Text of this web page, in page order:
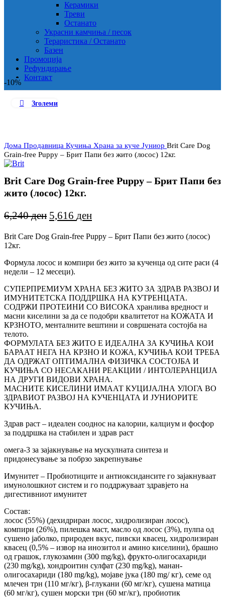
Керамики
Треви
Останато
Украсни камчиња / песок
Тераристика / Останато
Базен
Промоција
Рефундирање
Контакт
-10%
Зголеми
Дома Продавница Кучиња Храна за куче Јуниор Brit Care Dog
Grain-free Puppy – Брит Папи без жито (лосос) 12кг.
Brit Care Dog Grain-free Puppy – Брит Папи без
жито (лосос) 12кг.
6,240ден Original
was:
5,616 денCurrent
is:
Brit Care Dog Grain-free Puppy – Брит Папи без жито (лосос)
12кг.
Формула лосос и компири без жито за кученца од сите раси (4
недели – 12 месеци).
СУПЕРПРЕМИУМ ХРАНА БЕЗ ЖИТО ЗА ЗДРАВ РАЗВОЈ И
ИМУНИТЕТСКА ПОДДРШКА НА КУТРЕНЦАТА.
СОДРЖИ ПРОТЕИНИ СО ВИСОКА хранлива вредност и
масни киселини за да се подобри квалитетот на КОЖАТА И
КРЗНОТО, менталните вештини и совршената состојба на
телото.
ФОРМУЛАТА БЕЗ ЖИТО Е ИДЕАЛНА ЗА КУЧИЊА КОИ
БАРААТ НЕГА НА КРЗНО И КОЖА, КУЧИЊА КОИ ТРЕБА
ДА ОДРЖАТ ОПТИМАЛНА ФИЗИЧКА СОСТОЈБА И
КУЧИЊА СО НЕСАКАНИ РЕАКЦИИ / ИНТОЛЕРАНЦИЈА
НА ДРУГИ ВИДОВИ ХРАНА.
МАСНИТЕ КИСЕЛИНИ ИМААТ КУЦИЈАЛНА УЛОГА ВО
ЗДРАВИОТ РАЗВОЈ НА КУЧЕНЦАТА И ЈУНИОРИТЕ
КУЧИЊА.
Здрав раст – идеален сооднос на калории, калциум и фосфор
за поддршка на стабилен и здрав раст
омега-3 за зајакнување на мускулната синтеза и
придонесување за побрзо закрепнување
Имунитет – Пробиотиците и антиоксидансите го зајакнуваат
имунолошкиот систем и го поддржуваат здравјето на
дигестивниот имунитет
Состав:
лосос (55%) (дехидриран лосос, хидролизиран лосос),
компири (26%), пилешка маст, масло од лосос (3%), пулпа од
сушено јаболко, природен вкус, пивски квасец, хидролизиран
квасец (0,5% – извор на инозитол и амино киселини), брашно
од грашок, глукозамин (300 mg/kg), фрукто-олигосахариди
(230 mg/kg), хондроитин сулфат (230 mg/kg), манан-
олигосахариди (180 mg/kg), мојаве јука (180 mg/ кг), семе од
млечен трн (110 мг/кг), β-глукани (60 мг/кг), сушена матица
(60 мг/кг), сушен морски трн (60 мг/кг), пробиотик